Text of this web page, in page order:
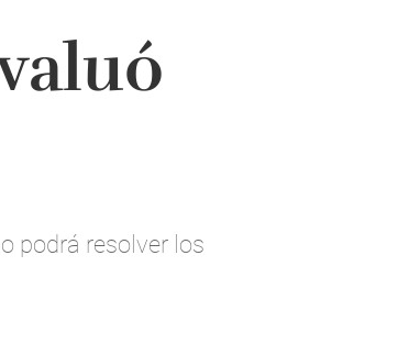
podrá resolver los